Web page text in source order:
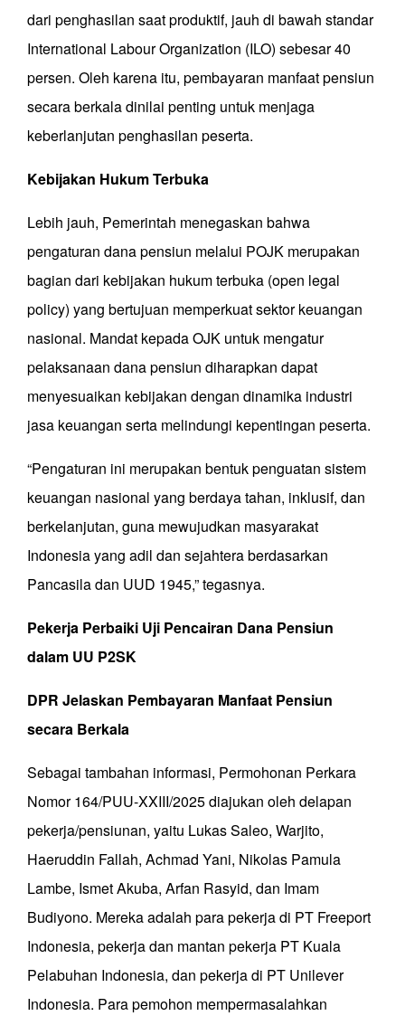
dari penghasilan saat produktif, jauh di bawah standar
International Labour Organization (ILO) sebesar 40
persen. Oleh karena itu, pembayaran manfaat pensiun
secara berkala dinilai penting untuk menjaga
keberlanjutan penghasilan peserta.
Kebijakan Hukum Terbuka
Lebih jauh, Pemerintah menegaskan bahwa
pengaturan dana pensiun melalui POJK merupakan
bagian dari kebijakan hukum terbuka (open legal
policy) yang bertujuan memperkuat sektor keuangan
nasional. Mandat kepada OJK untuk mengatur
pelaksanaan dana pensiun diharapkan dapat
menyesuaikan kebijakan dengan dinamika industri
jasa keuangan serta melindungi kepentingan peserta.
“Pengaturan ini merupakan bentuk penguatan sistem
keuangan nasional yang berdaya tahan, inklusif, dan
berkelanjutan, guna mewujudkan masyarakat
Indonesia yang adil dan sejahtera berdasarkan
Pancasila dan UUD 1945,” tegasnya.
Pekerja Perbaiki Uji Pencairan Dana Pensiun
dalam UU P2SK
DPR Jelaskan Pembayaran Manfaat Pensiun
secara Berkala
Sebagai tambahan informasi, Permohonan Perkara
Nomor 164/PUU-XXIII/2025 diajukan oleh delapan
pekerja/pensiunan, yaitu Lukas Saleo, Warjito,
Haeruddin Fallah, Achmad Yani, Nikolas Pamula
Lambe, Ismet Akuba, Arfan Rasyid, dan Imam
Budiyono. Mereka adalah para pekerja di PT Freeport
Indonesia, pekerja dan mantan pekerja PT Kuala
Pelabuhan Indonesia, dan pekerja di PT Unilever
Indonesia. Para pemohon mempermasalahkan